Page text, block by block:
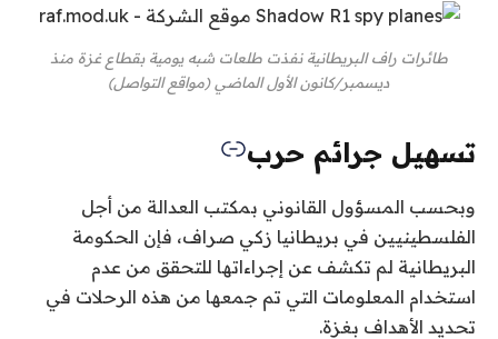
طائرات راف البريطانية نفذت طلعات شبه يومية بقطاع غزة منذ
ديسمبر/كانون الأول الماضي (مواقع التواصل)
تسهيل جرائم حرب
وبحسب المسؤول القانوني بمكتب العدالة من أجل
الفلسطينيين في بريطانيا زكي صراف، فإن الحكومة
البريطانية لم تكشف عن إجراءاتها للتحقق من عدم
استخدام المعلومات التي تم جمعها من هذه الرحلات في
تحديد الأهداف بغزة.